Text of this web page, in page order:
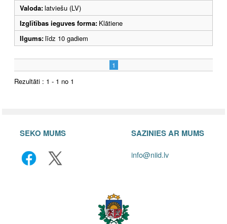
Valoda:latviešu (LV)
Izglītības ieguves forma: Klātiene
Ilgums:līdz 10 gadiem
1
Rezultāti : 1 - 1 no 1
SEKO MUMS SAZINIES AR MUMS
info@niid.lv